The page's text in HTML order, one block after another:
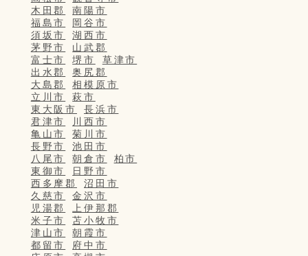
木田郡
南陽市
福島市
岡谷市
須坂市
湖西市
茅野市
山武郡
富士市
堺市
草津市
出水郡
奥尻郡
大島郡
相模原市
立川市
萩市
東大阪市
長浜市
君津市
川西市
亀山市
菊川市
長野市
池田市
八尾市
朝倉市
柏市
東御市
日野市
西多摩郡
沼田市
久慈市
金沢市
児湯郡
上伊那郡
米子市
苫小牧市
津山市
朝霞市
都留市
府中市